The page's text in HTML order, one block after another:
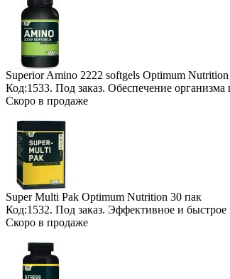
Superior Amino 2222 softgels Optimum Nutrition
Код:1533. Под заказ. Обеспечение
Скоро в продаже
Super Multi Pak Optimum Nutrition 30 пак
Код:1532. Под заказ. Эффективное и быстрое
Скоро в продаже